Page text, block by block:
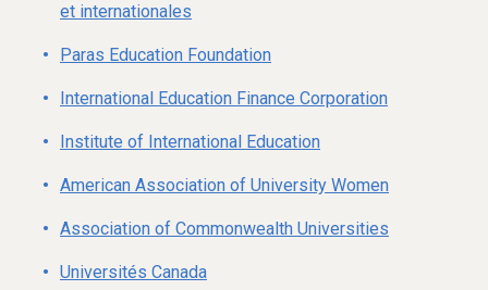
et internationales
Paras Education Foundation
International Education Finance Corporation
Institute of International Education
American Association of University Women
Association of Commonwealth Universities
Universités Canada